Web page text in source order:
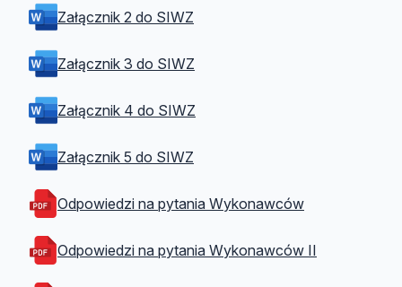
Załącznik 2 do SIWZ
Załącznik 3 do SIWZ
Załącznik 4 do SIWZ
Załącznik 5 do SIWZ
Odpowiedzi na pytania Wykonawców
Odpowiedzi na pytania Wykonawców II